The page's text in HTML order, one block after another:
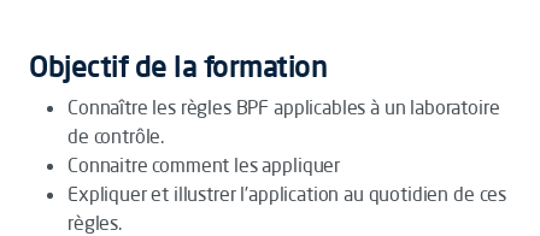
Objectif de la formation
Connaître les règles BPF applicables à un laboratoire
de contrôle.
Connaitre comment les appliquer
Expliquer et illustrer l’application au quotidien de ces
règles.